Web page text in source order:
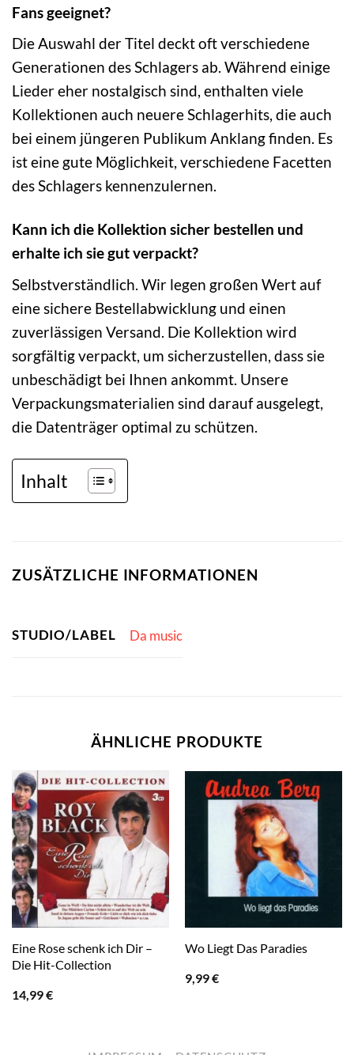
Fans geeignet?
Die Auswahl der Titel deckt oft verschiedene
Generationen des Schlagers ab. Während einige
Lieder eher nostalgisch sind, enthalten viele
Kollektionen auch neuere Schlagerhits, die auch
bei einem jüngeren Publikum Anklang finden. Es
ist eine gute Möglichkeit, verschiedene Facetten
des Schlagers kennenzulernen.
Kann ich die Kollektion sicher bestellen und
erhalte ich sie gut verpackt?
Selbstverständlich. Wir legen großen Wert auf
eine sichere Bestellabwicklung und einen
zuverlässigen Versand. Die Kollektion wird
sorgfältig verpackt, um sicherzustellen, dass sie
unbeschädigt bei Ihnen ankommt. Unsere
Verpackungsmaterialien sind darauf ausgelegt,
die Datenträger optimal zu schützen.
Inhalt
ZUSÄTZLICHE INFORMATIONEN
STUDIO/LABEL Da music
ÄHNLICHE PRODUKTE
Eine Rose schenk ich Dir –
Die Hit-Collection
14,99€
Wo Liegt Das Paradies
9,99€